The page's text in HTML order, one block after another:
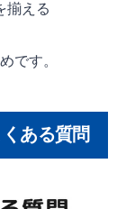
揃える
です。
ある質問